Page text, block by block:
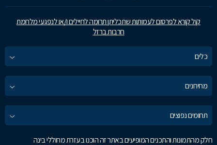
קול קורא לפרסום לעמותות שתכליתן תרומה לחיילים ו/או לנפגעי מלחמת
חרבות ברזל
כלים
מחירונים
תחומים נפוצים
חלק מהתמונות והתכנים המופיעים באתר זה הוכנו בעזרת מחוללי בינה